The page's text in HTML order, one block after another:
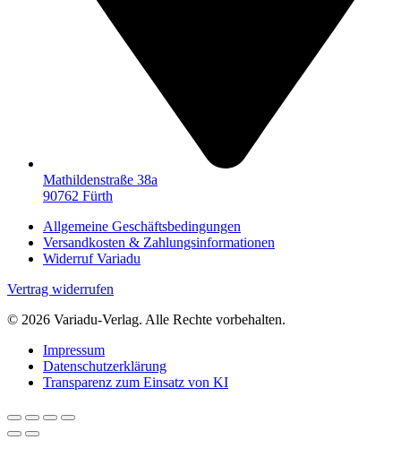
Mathildenstraße 38a
90762 Fürth
Allgemeine Geschäftsbedingungen
Versandkosten & Zahlungsinformationen
Widerruf Variadu
Vertrag widerrufen
© 2026 Variadu-Verlag. Alle Rechte vorbehalten.
Impressum
Datenschutzerklärung
Transparenz zum Einsatz von KI